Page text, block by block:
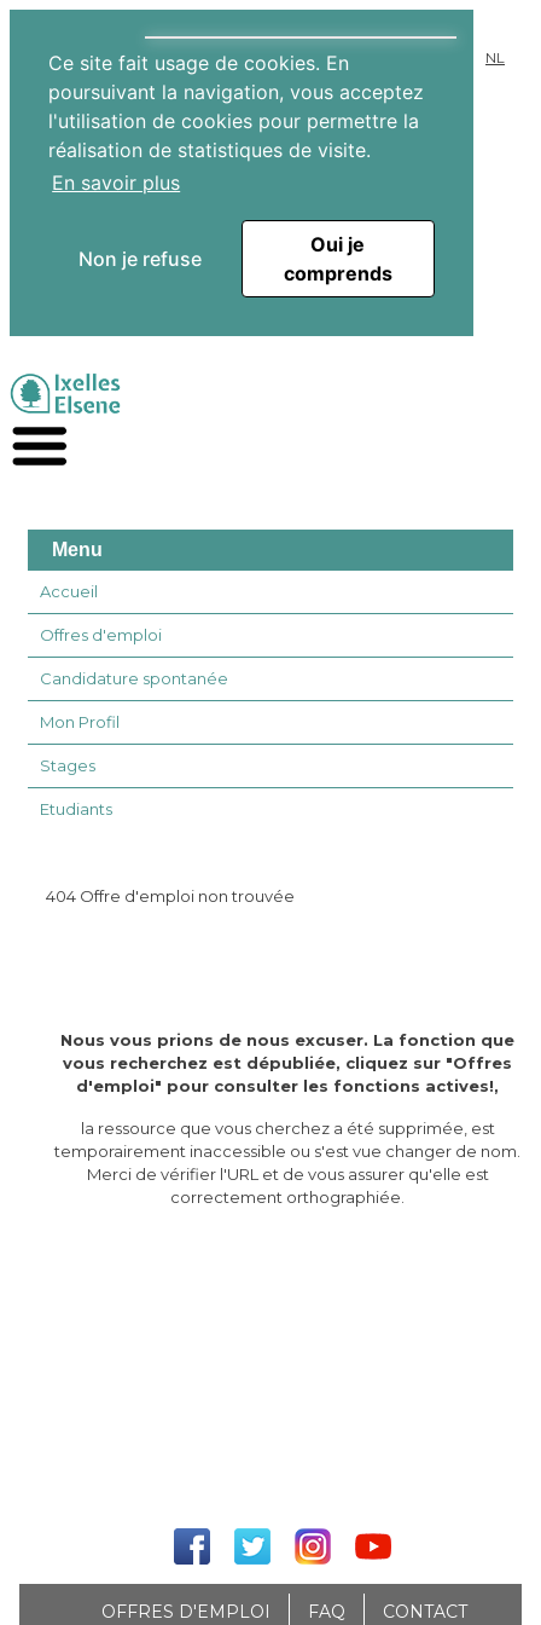
Ce site fait usage de cookies. En
poursuivant la navigation, vous acceptez
l'utilisation de cookies pour permettre la
réalisation de statistiques de visite.
En savoir plus
Non je refuse
Oui je
comprends
NL
Menu
Accueil
Offres d'emploi
Candidature spontanée
Mon Profil
Stages
Etudiants
404 Offre d'emploi non trouvée
Nous vous prions de nous excuser. La fonction que
vous recherchez est dépubliée, cliquez sur "Offres
d'emploi" pour consulter les fonctions actives!,
la ressource que vous cherchez a été supprimée, est
temporairement inaccessible ou s'est vue changer de nom.
Merci de vérifier l'URL et de vous assurer qu'elle est
correctement orthographiée.
OFFRES D'EMPLOI FAQ CONTACT